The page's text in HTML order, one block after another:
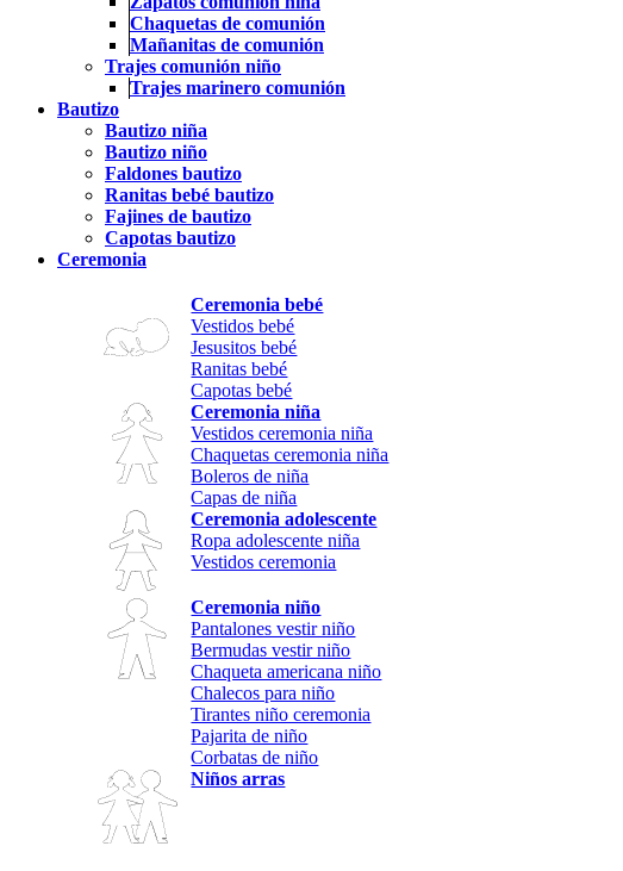
Chaquetas de comunión
Mañanitas de comunión
Trajes comunión niño
Trajes marinero comunión
Bautizo
Bautizo niña
Bautizo niño
Faldones bautizo
Ranitas bebé bautizo
Fajines de bautizo
Capotas bautizo
Ceremonia
Ceremonia bebé
Vestidos bebé
Jesusitos bebé
Ranitas bebé
Capotas bebé
Ceremonia niña
Vestidos ceremonia niña
Chaquetas ceremonia niña
Boleros de niña
Capas de niña
Ceremonia adolescente
Ropa adolescente niña
Vestidos ceremonia
Ceremonia niño
Pantalones vestir niño
Bermudas vestir niño
Chaqueta americana niño
Chalecos para niño
Tirantes niño ceremonia
Pajarita de niño
Corbatas de niño
Niños arras